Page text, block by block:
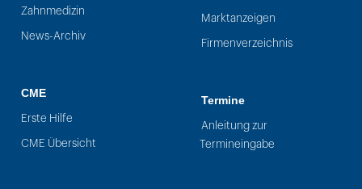
Zahnmedizin
News-Archiv
CME
Erste Hilfe
CME Übersicht
Marktanzeigen
Firmenverzeichnis
Termine
Anleitung zur
Termineingabe